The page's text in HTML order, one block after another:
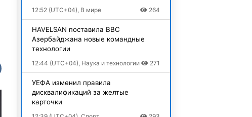
12:52 (UTC+04), В мире 264
HAVELSAN поставила ВВС
Азербайджана новые командные
технологии
12:44 (UTC+04), Наука и технологии 271
УЕФА изменил правила
дисквалификаций за желтые
карточки